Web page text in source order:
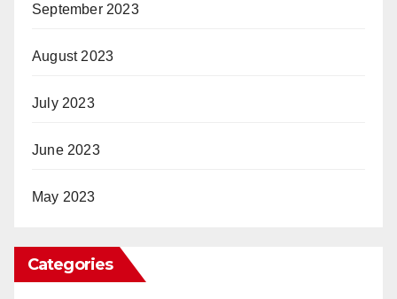
September 2023
August 2023
July 2023
June 2023
May 2023
Categories